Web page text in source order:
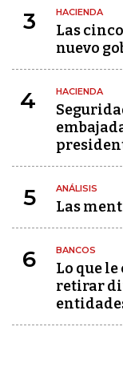
3 HACIENDA
Las
nuevo
4 HACIENDA
5 ANÁLISIS
Las
6 BANCOS
Lo que
retirar